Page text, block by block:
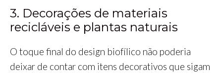
3. Decorações de materiais
recicláveis e plantas naturais
O toque final do design biofílico não poderia
deixar de contar com itens decorativos que sigam